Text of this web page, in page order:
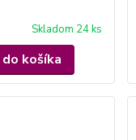
Skladom 24 ks
košíka